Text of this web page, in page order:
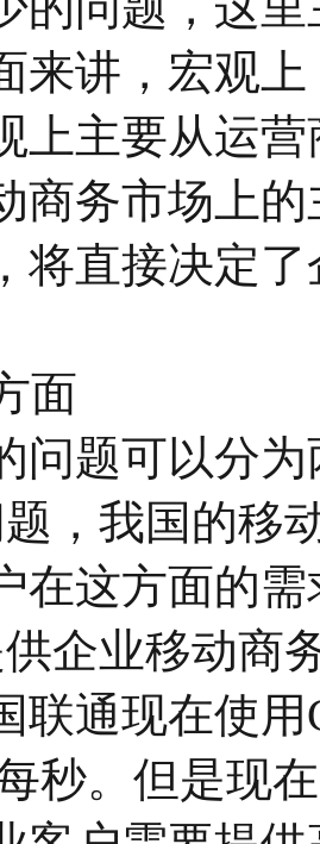
来讲，宏观
上主要从运
商务市场上
将直接决定
面
问题可以分
，我国的移
在这方面的
供企业移动商
联通现在使
秒。但是现